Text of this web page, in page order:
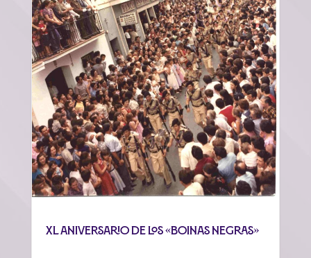
XL ANIVERSARIO DE LOS «BOINAS NEGRAS»